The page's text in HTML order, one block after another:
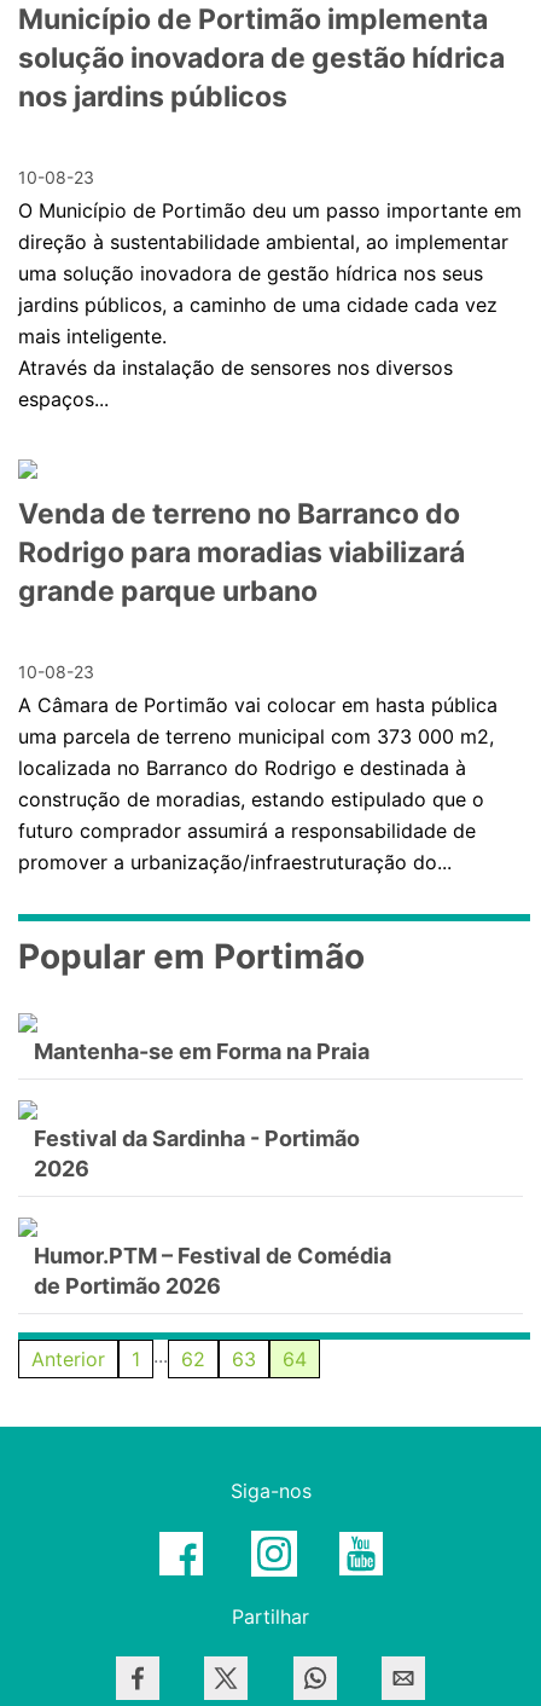
Município de Portimão implementa
solução inovadora de gestão hídrica
nos jardins públicos
10-08-23
O Município de Portimão deu um passo importante em
direção à sustentabilidade ambiental, ao implementar
uma solução inovadora de gestão hídrica nos seus
jardins públicos, a caminho de uma cidade cada vez
mais inteligente.
Através da instalação de sensores nos diversos
espaços...
Venda de terreno no Barranco do
Rodrigo para moradias viabilizará
grande parque urbano
10-08-23
A Câmara de Portimão vai colocar em hasta pública
uma parcela de terreno municipal com 373 000 m2,
localizada no Barranco do Rodrigo e destinada à
construção de moradias, estando estipulado que o
futuro comprador assumirá a responsabilidade de
promover a urbanização/infraestruturação do...
Popular em Portimão
Mantenha-se em Forma na Praia
Festival da Sardinha - Portimão
2026
Humor.PTM – Festival de Comédia
de Portimão 2026
Anterior 1 ... 62 63 64
Siga-nos
Partilhar